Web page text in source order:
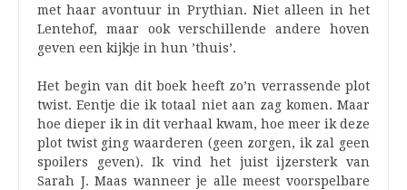
met haar avontuur in Prythian. Niet alleen in het
Lentehof, maar ook verschillende andere hoven
geven een kijkje in hun ’thuis’.
Het begin van dit boek heeft zo’n verrassende plot
twist. Eentje die ik totaal niet aan zag komen. Maar
hoe dieper ik in dit verhaal kwam, hoe meer ik deze
plot twist ging waarderen (geen zorgen, ik zal geen
spoilers geven). Ik vind het juist ijzersterk van
Sarah J. Maas wanneer je alle meest voorspelbare